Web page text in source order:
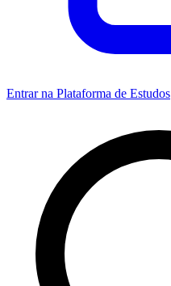
Entrar na Plataforma de Estudos